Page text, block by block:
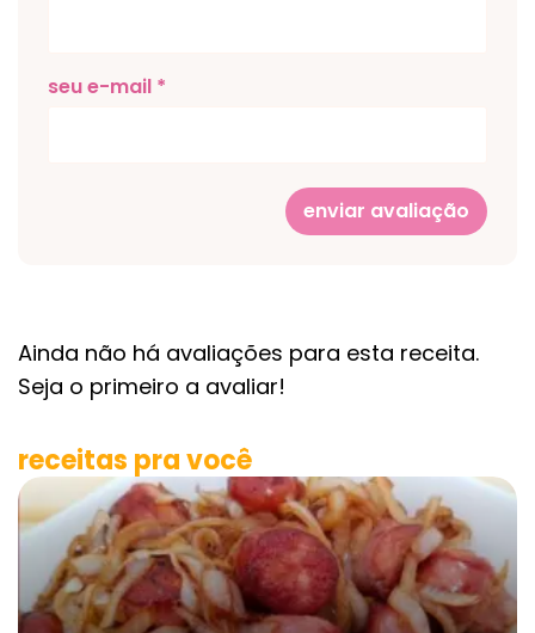
seu e-mail *
enviar avaliação
Ainda não há avaliações para esta receita.
Seja o primeiro a avaliar!
receitas pra você